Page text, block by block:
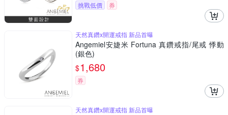
挑戰低價 券
天然真鑽x開運戒指 新品首曝
Angemiel安婕米 Fortuna 真鑽戒指/尾戒 悸動
(銀色)
$1,680
券
天然真鑽x開運戒指 新品首曝